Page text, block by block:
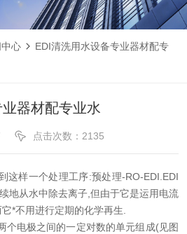
产品中心
新闻中心
成功案例
在线留言
联系我们
心
EDI清洗用水设备专业器材配专
器材配专业水
点击次数：2135
这样一个处理工序:预处理-RO-EDI.EDI
地从水中除去离子,但由于它是运用电流
*不用进行定期的化学再生.
电极之间的一定对数的单元组成(见图